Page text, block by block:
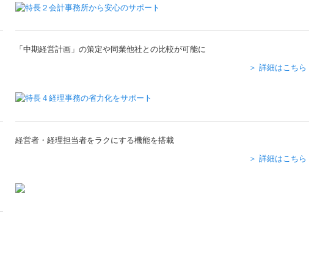
「中期経営計画」の策定や同業他社との比較が可能に
＞ 詳細はこちら
経営者・経理担当者をラクにする機能を搭載
＞ 詳細はこちら